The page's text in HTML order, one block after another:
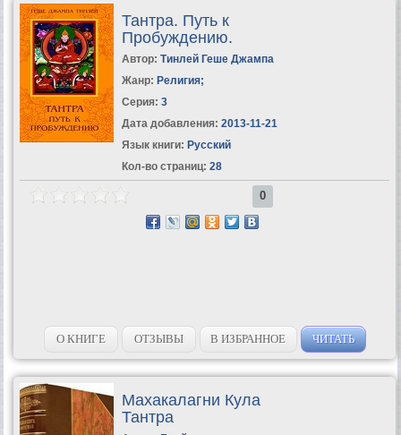
Тантра. Путь к
Пробуждению.
Автор: Тинлей Геше Джампа
Жанр: Религия;
Серия: 3
Дата добавления: 2013-11-21
Язык книги: Русский
Кол-во страниц: 28
0
О КНИГЕ ОТЗЫВЫ В ИЗБРАННОЕ ЧИТАТЬ
Махакалагни Кула
Тантра